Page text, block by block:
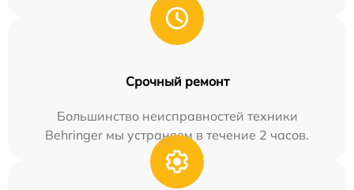
Срочный ремонт
Большинство неисправностей техники
Behringer мы устраняем в течение 2 часов.